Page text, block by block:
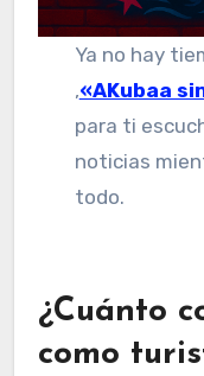
Ya no hay tiempo para leer por eso
,«AKubaa
para ti
noticias
todo.
¿Cuánto
como